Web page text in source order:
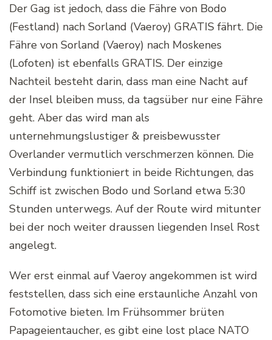
Der Gag ist jedoch, dass die Fähre von Bodo
(Festland) nach Sorland (Vaeroy) GRATIS fährt. Die
Fähre von Sorland (Vaeroy) nach Moskenes
(Lofoten) ist ebenfalls GRATIS. Der einzige
Nachteil besteht darin, dass man eine Nacht auf
der Insel bleiben muss, da tagsüber nur eine Fähre
geht. Aber das wird man als
unternehmungslustiger & preisbewusster
Overlander vermutlich verschmerzen können. Die
Verbindung funktioniert in beide Richtungen, das
Schiff ist zwischen Bodo und Sorland etwa 5:30
Stunden unterwegs. Auf der Route wird mitunter
bei der noch weiter draussen liegenden Insel Rost
angelegt.
Wer erst einmal auf Vaeroy angekommen ist wird
feststellen, dass sich eine erstaunliche Anzahl von
Fotomotive bieten. Im Frühsommer brüten
Papageientaucher, es gibt eine lost place NATO